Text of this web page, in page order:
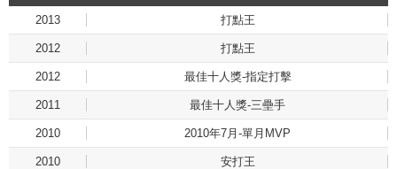
2013 打點王
2012 打點王
2012 最佳十人獎-指定打擊
2011 最佳十人獎-三壘手
2010 2010年7月-單月MVP
2010 安打王